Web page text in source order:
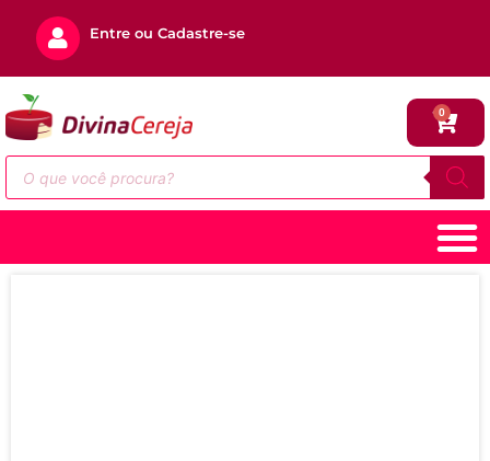
Entre ou Cadastre-se
0